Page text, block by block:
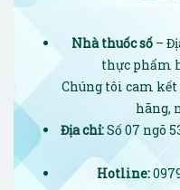
Nhà thuốc số–
thực phẩm
Chúng tôi cam
hãng,
Địa chỉ:Số 07 ngõ
Hotline: